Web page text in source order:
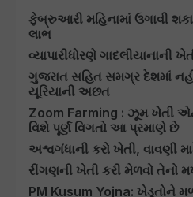
ફેબ્રુઆરી મહિનામાં ઉગાવી
લાભ
વ્યાપારીધોરણે ગાદલીયાનાની
ગુજરાત સહિત સમગ્ર દેશમાં
યૂરિયાની અછત
Zoom Farming : ઝૂમ ખેતી
વિશે પૂર્ણ વિગતો આ પ્રમાણે છે
અશ્વગંધાની કરો ખેતી, વાવણી
રીંગણની ખેતી કરી મેળવો તેનો
PM Kusum Yojna: ખેડૂતોને